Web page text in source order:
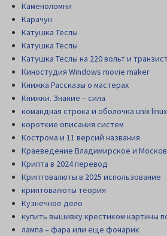
Каменоломни
Карачун
Катушка Теслы
Катушка Теслы
Катушка Теслы на 220 вольт и
Киностудия Windows movie maker
Книжка Рассказы о мастерах
Книжки. Знание – сила
командная строка и оболочка unix linux
короткие описания систем
Кострома и 11 версий названия
Краеведение Владимирское и
Крипта в 2024 перевод
Криптовалюты в 2025 использование
криптовалюты теория
Кузнечное дело
купить вышивку крестиком картины
лампа – фара или еще фонарик